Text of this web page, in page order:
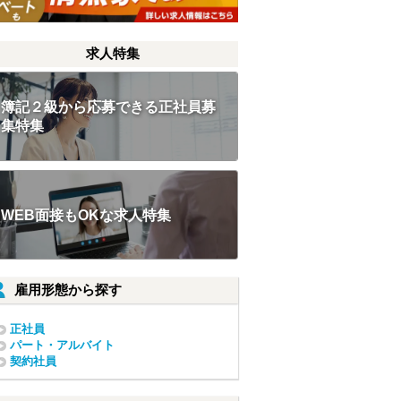
求人特集
簿記２級から応募できる正社員募
集特集
WEB面接もOKな求人特集
雇用形態から探す
正社員
パート・アルバイト
契約社員